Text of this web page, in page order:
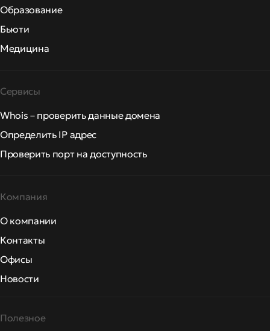
Образование
Бьюти
Медицина
Сервисы
Whois – проверить данные домена
Определить IP адрес
Проверить порт на доступность
Компания
О компании
Контакты
Офисы
Новости
Полезное